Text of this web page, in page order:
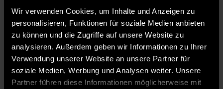
Wir verwenden Cookies, um Inhalte und Anzeigen zu
personalisieren, Funktionen für soziale Medien anbieten
zu können und die Zugriffe auf unsere Website zu
analysieren. Außerdem geben wir Informationen zu Ihrer
Verwendung unserer Website an unsere Partner für
soziale Medien, Werbung und Analysen weiter. Unsere
Partner führen diese Informationen möglicherweise mit